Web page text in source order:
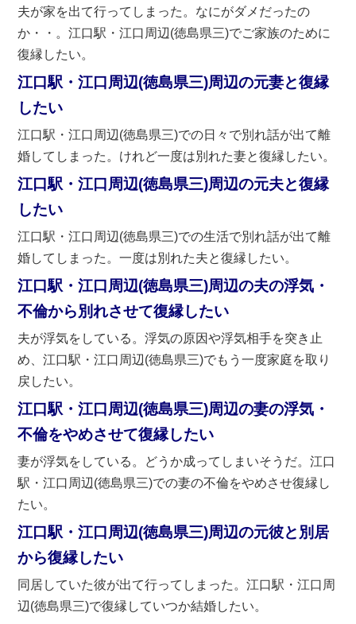
夫が家を出て行ってしまった。なにがダメだったの
か・・。江口駅・江口周辺(徳島県三)でご家族のために
復縁したい。
江口駅・江口周辺(徳島県三)周辺の元妻と復縁
したい
江口駅・江口周辺(徳島県三)での日々で別れ話が出て離
婚してしまった。けれど一度は別れた妻と復縁したい。
江口駅・江口周辺(徳島県三)周辺の元夫と復縁
したい
江口駅・江口周辺(徳島県三)での生活で別れ話が出て離
婚してしまった。一度は別れた夫と復縁したい。
江口駅・江口周辺(徳島県三)周辺の夫の浮気・
不倫から別れさせて復縁したい
夫が浮気をしている。浮気の原因や浮気相手を突き止
め、江口駅・江口周辺(徳島県三)でもう一度家庭を取り
戻したい。
江口駅・江口周辺(徳島県三)周辺の妻の浮気・
不倫をやめさせて復縁したい
妻が浮気をしている。どうか成ってしまいそうだ。江口
駅・江口周辺(徳島県三)での妻の不倫をやめさせ復縁し
たい。
江口駅・江口周辺(徳島県三)周辺の元彼と別居
から復縁したい
同居していた彼が出て行ってしまった。江口駅・江口周
辺(徳島県三)で復縁していつか結婚したい。